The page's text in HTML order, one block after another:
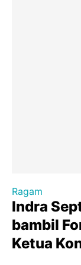
Ragam
Indra
bambil
Ketua